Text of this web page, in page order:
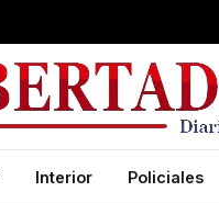
Interior Policiales